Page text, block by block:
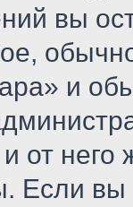
вы
и
от него
Если